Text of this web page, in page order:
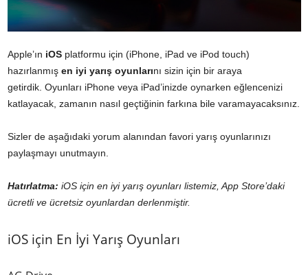
Apple’ın iOS platformu için (iPhone, iPad ve iPod touch)
hazırlanmış en iyi yarış oyunlarını sizin için bir araya
getirdik. Oyunları iPhone veya iPad’inizde oynarken eğlencenizi
katlayacak, zamanın nasıl geçtiğinin farkına bile varamayacaksınız.
Sizler de aşağıdaki yorum alanından favori yarış oyunlarınızı
paylaşmayı unutmayın.
Hatırlatma: iOS için en iyi yarış oyunları listemiz, App Store’daki
ücretli ve ücretsiz oyunlardan derlenmiştir.
iOS için En İyi Yarış Oyunları